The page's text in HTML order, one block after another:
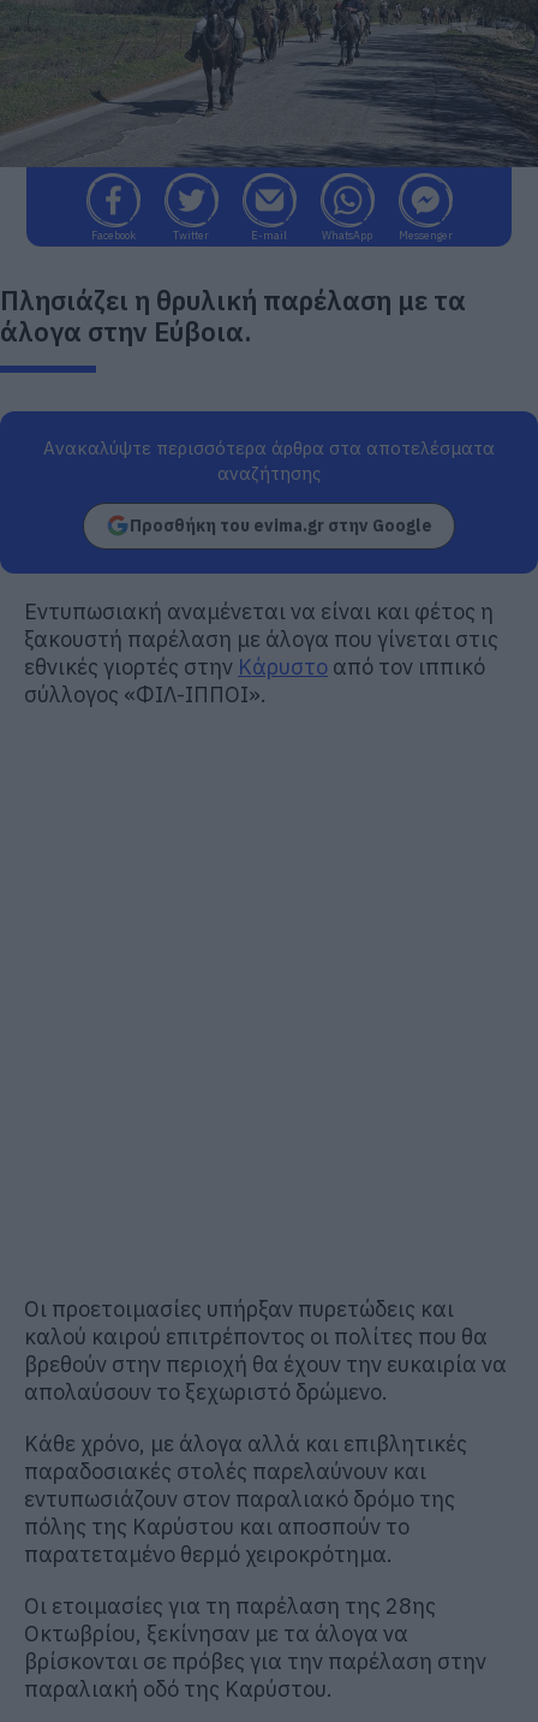
Facebook Twitter E-mail WhatsApp Messenger
Πλησιάζει η θρυλική παρέλαση με τα
άλογα στην Εύβοια.
Ανακαλύψτε περισσότερα άρθρα στα αποτελέσματα
αναζήτησης
Προσθήκη του evima.gr στην Google
Εντυπωσιακή αναμένεται να είναι και φέτος η
ξακουστή παρέλαση με άλογα που γίνεται στις
εθνικές γιορτές στην Κάρυστο από τον ιππικό
σύλλογος «ΦΙΛ-ΙΠΠΟΙ».
Οι προετοιμασίες υπήρξαν πυρετώδεις και
καλού καιρού επιτρέποντος οι πολίτες που θα
βρεθούν στην περιοχή θα έχουν την ευκαιρία να
απολαύσουν το ξεχωριστό δρώμενο.
Κάθε χρόνο, με άλογα αλλά και επιβλητικές
παραδοσιακές στολές παρελαύνουν και
εντυπωσιάζουν στον παραλιακό δρόμο της
πόλης της Καρύστου και αποσπούν το
παρατεταμένο θερμό χειροκρότημα.
Οι ετοιμασίες για τη παρέλαση της 28ης
Οκτωβρίου, ξεκίνησαν με τα άλογα να
βρίσκονται σε πρόβες για την παρέλαση στην
παραλιακή οδό της Καρύστου.